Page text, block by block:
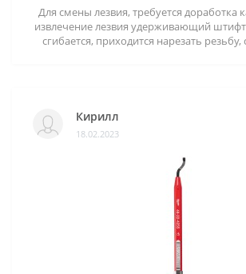
Для смены лезвия, требуется доработка
извлечение лезвия удерживающий
сгибается, приходится нарезать резьбу,
Кирилл
18.02.2023